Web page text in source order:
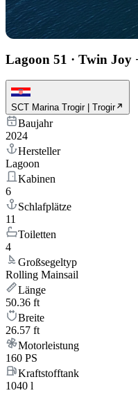
Lagoon 51 · Twin Joy
SCT Marina Trogir | Trogir
Baujahr
2024
Hersteller
Lagoon
Kabinen
6
Schlafplätze
11
Toiletten
4
Großsegeltyp
Rolling Mainsail
Länge
50.36 ft
Breite
26.57 ft
Motorleistung
160 PS
Kraftstofftank
1040 l